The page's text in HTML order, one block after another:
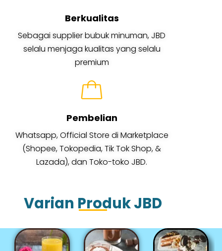
Berkualitas
Sebagai supplier bubuk minuman, JBD
selalu menjaga kualitas yang selalu
premium
Pembelian
Whatsapp, Official Store di Marketplace
(Shopee, Tokopedia, Tik Tok Shop, &
Lazada), dan Toko-toko JBD.
Varian Produk JBD